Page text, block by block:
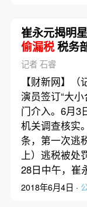
崔永元揭明
偷漏税税务
记者 石睿
【财新网】
演员签订“大小
门介入。6月3
机关调查核实
条，第一次逃
上）逃税被处
28日中午，
2018年6月4日 ·